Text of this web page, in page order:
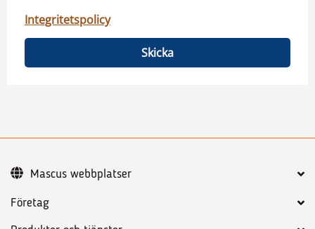
Integritetspolicy
Skicka
Företag
Mascus webbplatser